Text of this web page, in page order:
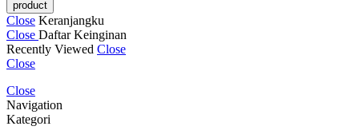
Close Keranjangku
Close Daftar Keinginan
Recently Viewed Close
Close
Close
Navigation
Kategori